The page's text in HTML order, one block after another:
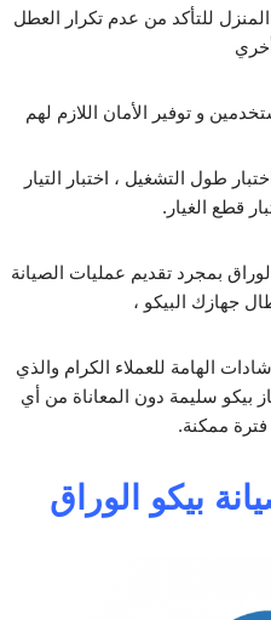
للتأكد من عدم تكرار العطل
و توفير الأمان اللازم لهم
طول التشغيل ، اختبار التيار
قطع الغيار.
بمجرد تقديم عمليات الصيانة
جهازك البيكو ،
الهامة للعملاء الكرام والذي
بيكو سليمة دون المعاناة من أي
ممكنة.
بيكو الوراق